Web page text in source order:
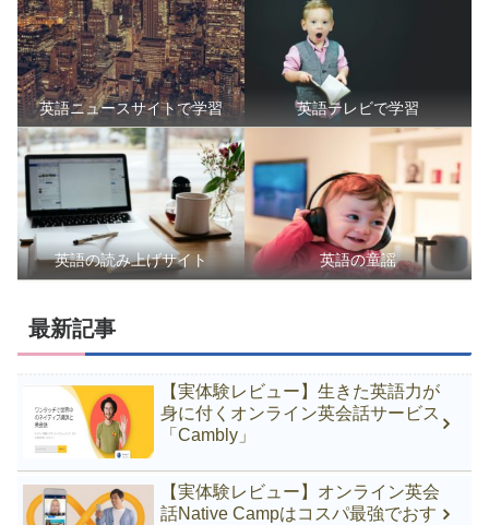
英語ニュースサイトで学習 英語テレビで学習
英語の読み上げサイト 英語の童謡
最新記事
【実体験レビュー】生きた英語力が
身に付くオンライン英会話サービス
「Cambly」
【実体験レビュー】オンライン英会
話Native Campはコスパ最強でおす